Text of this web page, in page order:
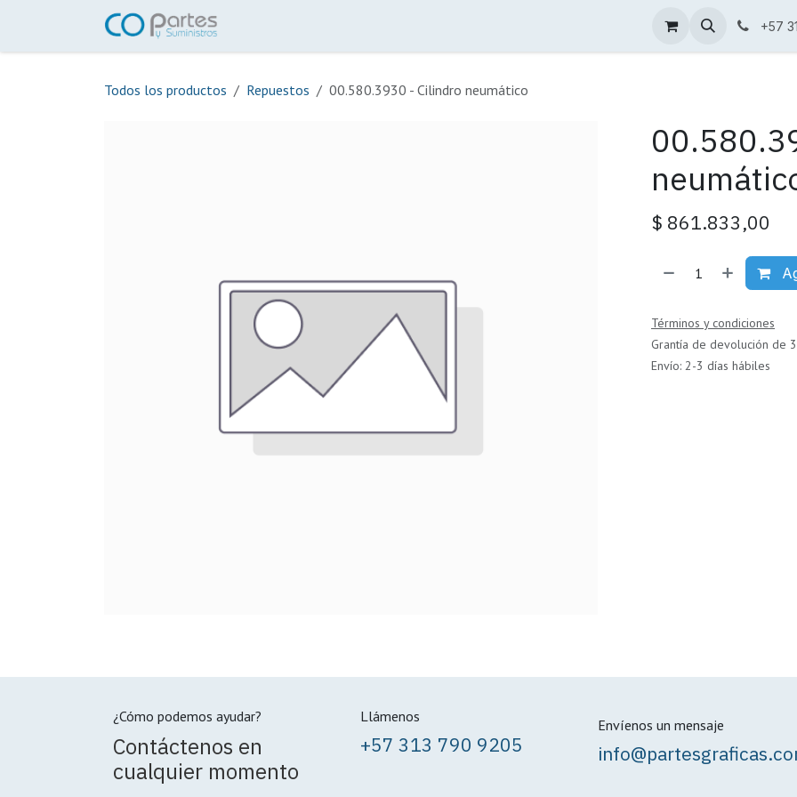
+57
Todos los productos Repuestos 00.580.3930 - Cilindro neumático
$ 861.833,00
Términos y condiciones
Grantía de devolución de
Envío: 2-3 días hábiles
¿Cómo podemos ayudar?
Contáctenos en
cualquier momento
Llámenos
+57 313 790 9205
Envíenos un mensaje